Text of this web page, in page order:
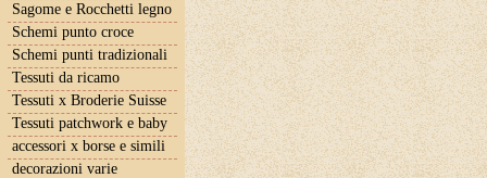
Sagome e Rocchetti legno
Schemi punto croce
Schemi punti tradizionali
Tessuti da ricamo
Tessuti x Broderie Suisse
Tessuti patchwork e baby
accessori x borse e simili
decorazioni varie